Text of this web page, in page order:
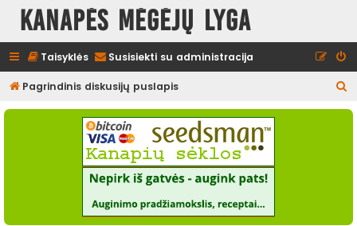
Kanapės mėgėjų lyga
Taisyklės Susisiekti su administracija
Pagrindinis diskusijų puslapis
e